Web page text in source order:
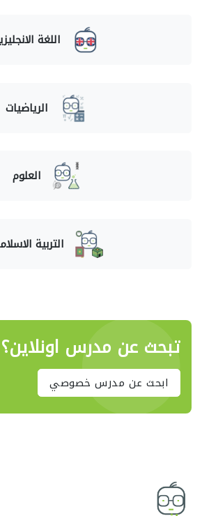
اللغة
الرياضيات
العلوم
التربية
تبحث عن مدرس اونلاين؟
ابحث عن مدرس خصوصي